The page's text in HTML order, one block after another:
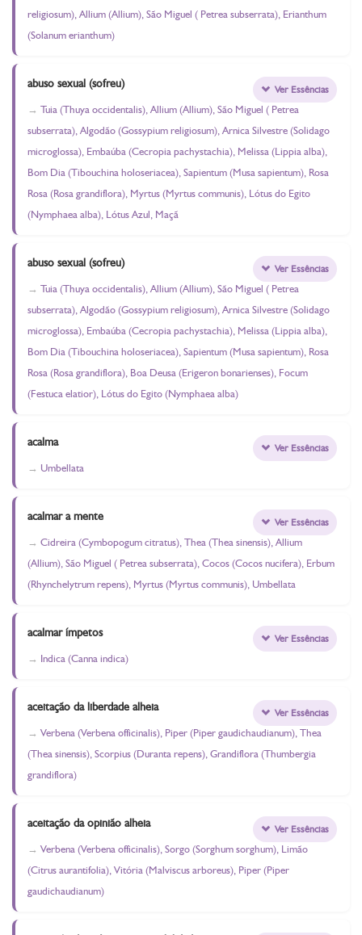
religiosum), Allium (Allium), São Miguel ( Petrea subserrata), Erianthum
(Solanum erianthum)
abuso sexual (sofreu)
Tuia (Thuya occidentalis), Allium (Allium), São Miguel ( Petrea
subserrata), Algodão (Gossypium religiosum), Arnica Silvestre (Solidago
microglossa), Embaúba (Cecropia pachystachia), Melissa (Lippia alba),
Bom Dia (Tibouchina holoseriacea), Sapientum (Musa sapientum), Rosa
Rosa (Rosa grandiflora), Myrtus (Myrtus communis), Lótus do Egito
(Nymphaea alba), Lótus Azul, Maçã
Ver Essências
abuso sexual (sofreu)
Tuia (Thuya occidentalis), Allium (Allium), São Miguel ( Petrea
subserrata), Algodão (Gossypium religiosum), Arnica Silvestre (Solidago
microglossa), Embaúba (Cecropia pachystachia), Melissa (Lippia alba),
Bom Dia (Tibouchina holoseriacea), Sapientum (Musa sapientum), Rosa
Rosa (Rosa grandiflora), Boa Deusa (Erigeron bonarienses), Focum
(Festuca elatior), Lótus do Egito (Nymphaea alba)
Ver Essências
acalma
Umbellata
Ver Essências
acalmar a mente
Cidreira (Cymbopogum citratus), Thea (Thea sinensis), Allium
(Allium), São Miguel ( Petrea subserrata), Cocos (Cocos nucifera), Erbum
(Rhynchelytrum repens), Myrtus (Myrtus communis), Umbellata
Ver Essências
acalmar ímpetos
Indica (Canna indica)
Ver Essências
aceitação da liberdade alheia
Verbena (Verbena officinalis), Piper (Piper gaudichaudianum), Thea
(Thea sinensis), Scorpius (Duranta repens), Grandiflora (Thumbergia
grandiflora)
Ver Essências
aceitação da opinião alheia
Verbena (Verbena officinalis), Sorgo (Sorghum sorghum), Limão
(Citrus aurantifolia), Vitória (Malviscus arboreus), Piper (Piper
gaudichaudianum)
Ver Essências